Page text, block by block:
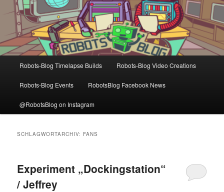
Robots-Blog Timelapse Builds Robots-Blog Video Creations
Robots-Blog Events RobotsBlog Facebook News
@RobotsBlog on Instagram
SCHLAGWORTARCHIV: FANS
Experiment „Dockingstation“
/ Jeffrey